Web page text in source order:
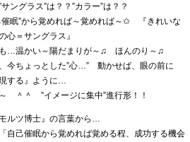
ングラス”は？？”カラー”は？？
催眠”から覚めれば～覚めれば～✩ 『きれいな
心＝サングラス』
も…温かい～陽だまりが～♫ ほんのり～♫
、今ちょっとした”心…” 動かせば、眼の前に
する』ように…
＾＾ ”イメージに集中”進行形！！
ルツ博士』の言葉から…
から覚めれば覚める程、成功する機会